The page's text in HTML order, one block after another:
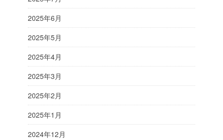
2025年6月
2025年5月
2025年4月
2025年3月
2025年2月
2025年1月
2024年12月